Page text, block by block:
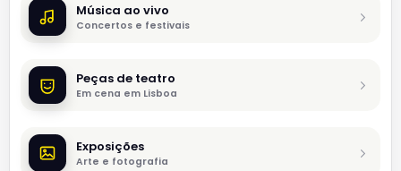
Música ao vivo
Concertos e festivais
Peças de teatro
Em cena em Lisboa
Exposições
Arte e fotografia